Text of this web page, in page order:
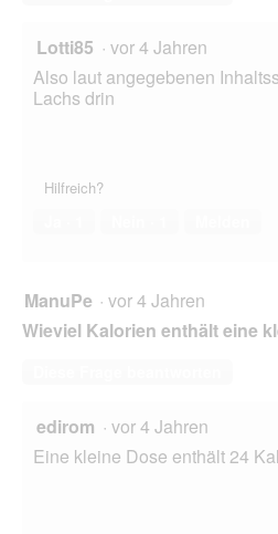
Lotti85 · vor 4 Jahren
Also laut angegebenen
Lachs drin
Hilfreich?
ManuPe · vor 4 Jahren
Wieviel Kalorien enthält eine
edirom · vor 4 Jahren
Eine kleine Dose enthält 24